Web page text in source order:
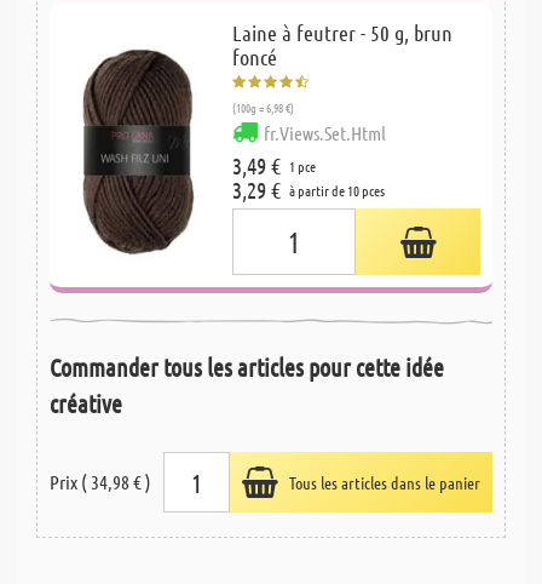
Laine à feutrer - 50 g, brun
foncé
(100g = 6,98 €)
fr.Views.Set.Html
3,49 € 1 pce
3,29 € à partir de 10 pces
Commander tous les articles pour cette idée
créative
Prix ( 34,98 € ) Tous les articles dans le panier